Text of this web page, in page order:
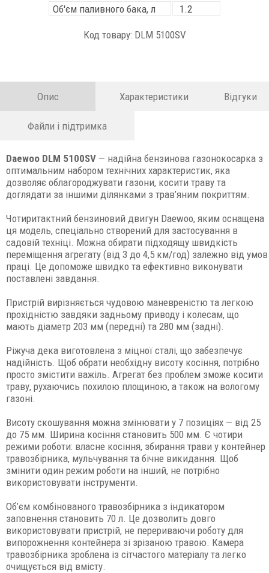
Об'єм паливного бака, л
1.2
Код товару: DLM 5100SV
Опис Характеристики Відгуки
Файли і підтримка
Daewoo DLM 5100SV — надійна бензинова газонокосарка з
оптимальним набором технічних характеристик, яка
дозволяє облагороджувати газони, косити траву та
доглядати за іншими ділянками з трав’яним покриттям.
Чотиритактний бензиновий двигун Daewoo, яким оснащена
ця модель, спеціально створений для застосування в
садовій техніці. Можна обирати підходящу швидкість
переміщення агрегату (від 3 до 4,5 км/год) залежно від умов
праці. Це допоможе швидко та ефективно виконувати
поставлені завдання.
Пристрій вирізняється чудовою маневреністю та легкою
прохідністю завдяки задньому приводу і колесам, що
мають діаметр 203 мм (передні) та 280 мм (задні).
Ріжуча дека виготовлена з міцної сталі, що забезпечує
надійність. Щоб обрати необхідну висоту косіння, потрібно
просто змістити важіль. Агрегат без проблем зможе косити
траву, рухаючись похилою площиною, а також на вологому
газоні.
Висоту скошування можна змінювати у 7 позиціях — від 25
до 75 мм. Ширина косіння становить 500 мм. Є чотири
режими роботи: власне косіння, збирання трави у контейнер
травозбірника, мульчування та бічне викидання. Щоб
змінити один режим роботи на інший, не потрібно
використовувати інструменти.
Об’єм комбінованого травозбірника з індикатором
заповнення становить 70 л. Це дозволить довго
використовувати пристрій, не перериваючи роботу для
випорожнення контейнера зі зрізаною травою. Камера
травозбірника зроблена із сітчастого матеріалу та легко
очищується від вмісту.